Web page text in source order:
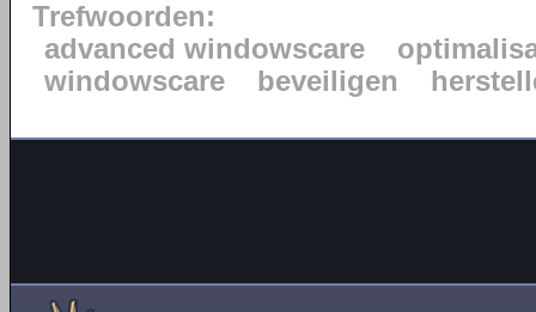
Trefwoorden:
advanced windowscare
windowscare
beveiligen